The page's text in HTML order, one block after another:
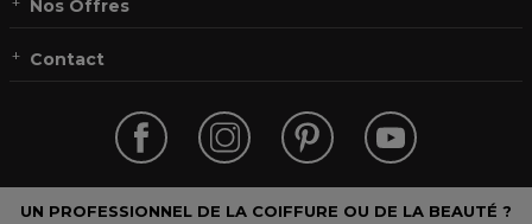
Nos Offres
Contact
UN PROFESSIONNEL DE LA COIFFURE OU DE LA BEAUTÉ ?